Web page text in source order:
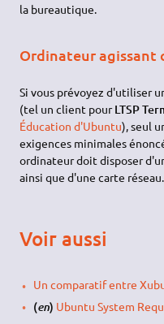
la bureautique.
Ordinateur agissant
Si vous prévoyez d'utiliser
(tel un client pourLTSP
Éducation d'Ubuntu), seul
exigences minimales
ordinateur doit disposer
ainsi que d'une carte réseau.
Voir aussi
Un comparatif entre
(en) Ubuntu System